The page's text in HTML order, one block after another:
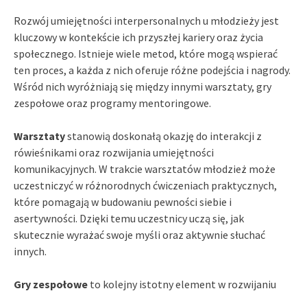
Rozwój umiejętności interpersonalnych u młodzieży jest
kluczowy w kontekście ich przyszłej kariery oraz życia
społecznego. Istnieje wiele metod, które mogą wspierać
ten proces, a każda z nich oferuje różne podejścia i nagrody.
Wśród nich wyróżniają się między innymi warsztaty, gry
zespołowe oraz programy mentoringowe.
Warsztatystanowią doskonałą okazję do interakcji z
rówieśnikami oraz rozwijania umiejętności
komunikacyjnych. W trakcie warsztatów młodzież może
uczestniczyć w różnorodnych ćwiczeniach praktycznych,
które pomagają w budowaniu pewności siebie i
asertywności. Dzięki temu uczestnicy uczą się, jak
skutecznie wyrażać swoje myśli oraz aktywnie słuchać
innych.
Gry zespołowe to kolejny istotny element w rozwijaniu